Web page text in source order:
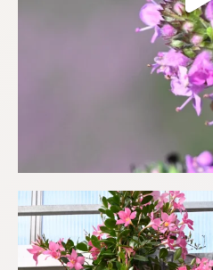
Så här års låter vi
511